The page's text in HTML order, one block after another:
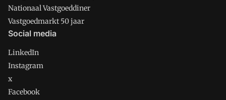
Nationaal Vastgoeddiner
Vastgoedmarkt 50 jaar
Social media
LinkedIn
Instagram
x
Facebook